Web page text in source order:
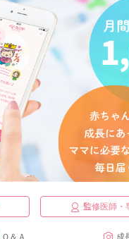
監修医師・
Ｑ＆Ａ 成